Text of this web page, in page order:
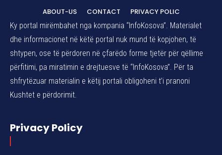
ABOUT-US CONTACT
PRIVACY POLIC
Ky portal mirëmbahet nga kompania “InfoKosova”. Materialet
dhe informacionet në këtë portal nuk mund të kopjohen, të
shtypen, ose të përdoren në çfarëdo forme tjetër për qëllime
përfitimi, pa miratimin e drejtuesve të “InfoKosova”. Për ta
shfrytëzuar materialin e këtij portali obligoheni t’i pranoni
Kushtet e përdorimit.
Privacy Policy